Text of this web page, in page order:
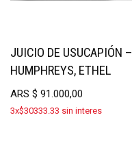
JUICIO DE USUCAPIÓN –
HUMPHREYS, ETHEL
ARS $ 91.000,00
3x$30333.33 sin interes